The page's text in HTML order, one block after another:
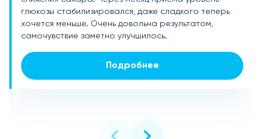
глюкозы стабилизировался, даже сладкого теперь
хочется меньше. Очень довольна результатом,
самочувствие заметно улучшилось.
Подробнее
снижения сахара. Уже через несколько недель стал
меньше ощущать усталость после еды, анализы
показали улучшение. Отличный продукт, рекомендую!
Подробнее
результатом: ушли перепады настроения, появилось
больше энергии, а сладкое перестало быть
соблазном. Продолжаю прием и рада, что нашла
Подробнее